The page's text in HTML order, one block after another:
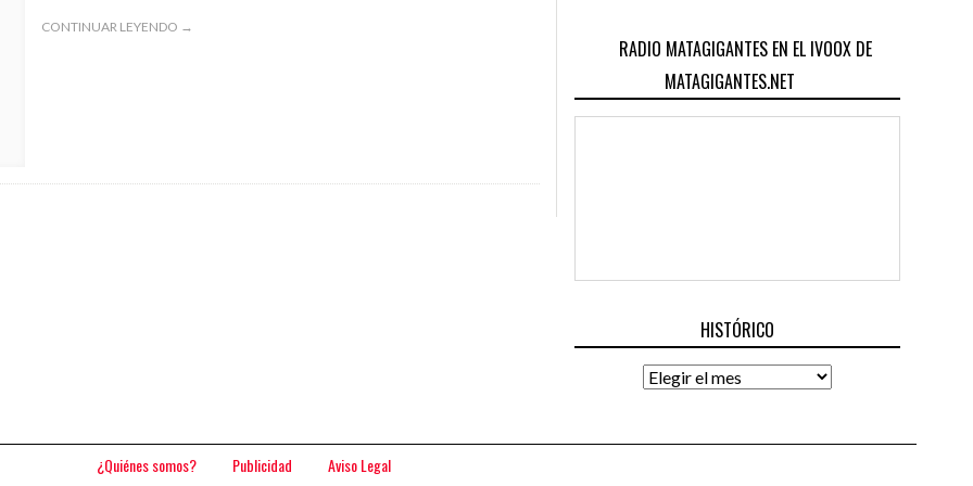
CONTINUAR LEYENDO →
RADIO MATAGIGANTES EN EL IVOOX DE
MATAGIGANTES.NET
HISTÓRICO
Histórico
¿Quiénes somos? Publicidad Aviso Legal